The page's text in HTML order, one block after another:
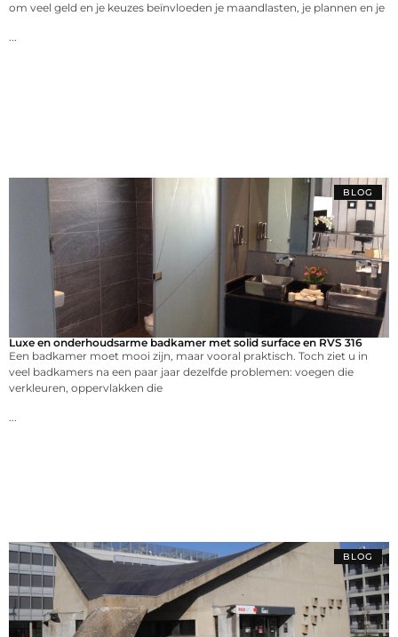
om veel geld en je keuzes beïnvloeden je maandlasten, je plannen en je
BLOG
Luxe en onderhoudsarme badkamer met solid surface en RVS 316
Een badkamer moet mooi zijn, maar vooral praktisch. Toch ziet u in
veel badkamers na een paar jaar dezelfde problemen: voegen die
verkleuren, oppervlakken die
BLOG